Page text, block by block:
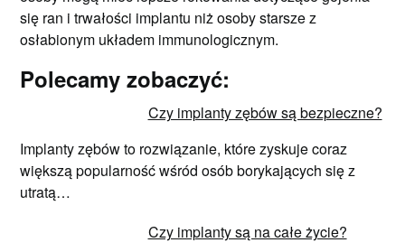
się ran i trwałości implantu niż osoby starsze z
osłabionym układem immunologicznym.
Polecamy zobaczyć:
Czy implanty zębów są bezpieczne?
Implanty zębów to rozwiązanie, które zyskuje coraz
większą popularność wśród osób borykających się z
utratą…
Czy implanty są na całe życie?